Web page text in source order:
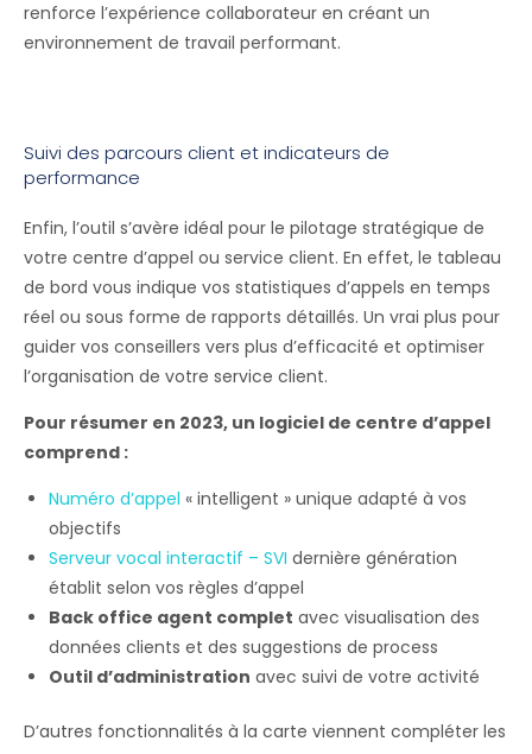
renforce l’expérience collaborateur en créant un
environnement de travail performant.
Suivi des parcours client et indicateurs de
performance
Enfin, l’outil s’avère idéal pour le pilotage stratégique de
votre centre d’appel ou service client. En effet, le tableau
de bord vous indique vos statistiques d’appels en temps
réel ou sous forme de rapports détaillés. Un vrai plus pour
guider vos conseillers vers plus d’efficacité et optimiser
l’organisation de votre service client.
Pour résumer en 2023, un logiciel de centre d’appel
comprend :
Numéro d’appel « intelligent » unique adapté à vos
objectifs
Serveur vocal interactif – SVI dernière génération
établit selon vos règles d’appel
Back office agent complet avec visualisation des
données clients et des suggestions de process
Outil d’administration avec suivi de votre activité
D’autres fonctionnalités à la carte viennent compléter les